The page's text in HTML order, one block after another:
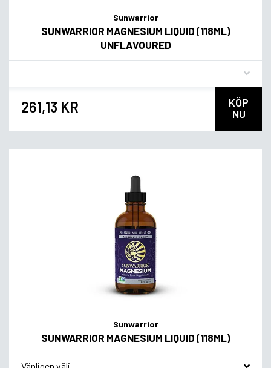
Sunwarrior
SUNWARRIOR MAGNESIUM LIQUID (118ML)
UNFLAVOURED
261,13 KR
KÖP
NU
Sunwarrior
SUNWARRIOR MAGNESIUM LIQUID (118ML)
* Smagsvariant